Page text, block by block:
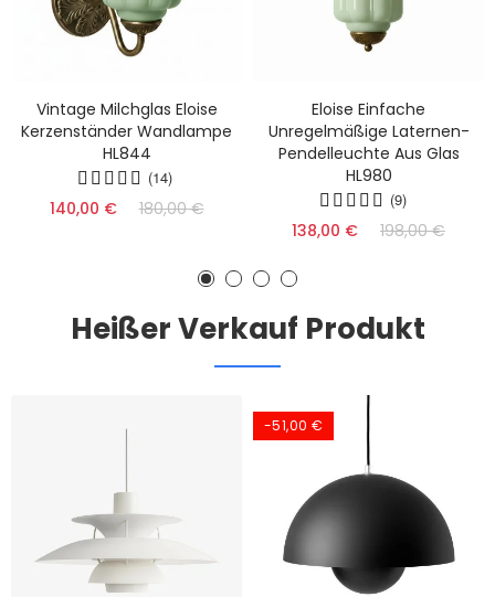
Vintage Milchglas Eloise
Kerzenständer Wandlampe
HL844
(14)
140,00 € 180,00 €
Eloise Einfache
Unregelmäßige Laternen-
Pendelleuchte Aus Glas
HL980
(9)
138,00 € 198,00 €
Heißer Verkauf Produkt
-51,00 €